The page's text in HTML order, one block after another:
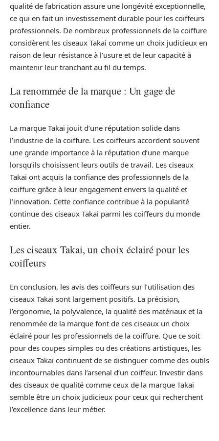
qualité de fabrication assure une longévité exceptionnelle,
ce qui en fait un investissement durable pour les coiffeurs
professionnels. De nombreux professionnels de la coiffure
considèrent les ciseaux Takai comme un choix judicieux en
raison de leur résistance à l’usure et de leur capacité à
maintenir leur tranchant au fil du temps.
La renommée de la marque : Un gage de
confiance
La marque Takai jouit d’une réputation solide dans
l’industrie de la coiffure. Les coiffeurs accordent souvent
une grande importance à la réputation d’une marque
lorsqu’ils choisissent leurs outils de travail. Les ciseaux
Takai ont acquis la confiance des professionnels de la
coiffure grâce à leur engagement envers la qualité et
l’innovation. Cette confiance contribue à la popularité
continue des ciseaux Takai parmi les coiffeurs du monde
entier.
Les ciseaux Takai, un choix éclairé pour les
coiffeurs
En conclusion, les avis des coiffeurs sur l’utilisation des
ciseaux Takai sont largement positifs. La précision,
l’ergonomie, la polyvalence, la qualité des matériaux et la
renommée de la marque font de ces ciseaux un choix
éclairé pour les professionnels de la coiffure. Que ce soit
pour des coupes simples ou des créations artistiques, les
ciseaux Takai continuent de se distinguer comme des outils
incontournables dans l’arsenal d’un coiffeur. Investir dans
des ciseaux de qualité comme ceux de la marque Takai
semble être un choix judicieux pour ceux qui recherchent
l’excellence dans leur métier.